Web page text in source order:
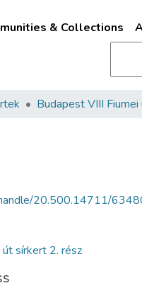
& Collections
20.500.14711/
sírkert 2. rész